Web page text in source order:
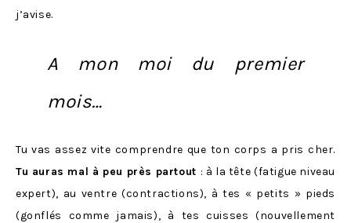
j’avise.
A mon moi du premier
mois…
Tu vas assez vite comprendre que ton corps a pris cher.
Tu auras mal à peu près partout : à la tête (fatigue niveau
expert), au ventre (contractions), à tes « petits » pieds
(gonflés comme jamais), à tes cuisses (nouvellement